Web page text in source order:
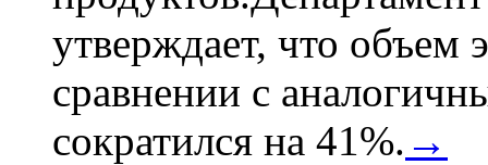
утверждает, что объем
сравнении с
сократился на 41%. →